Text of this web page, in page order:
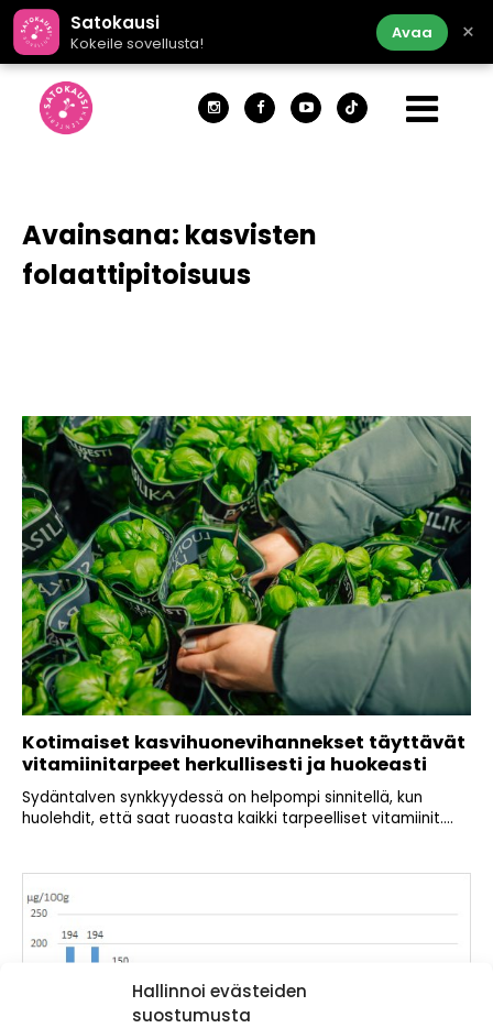
Hallinnoi evästeiden
suostumusta
Satokausi
Kokeile sovellusta!
Avaa ×
Avainsana: kasvisten
folaattipitoisuus
Kotimaiset kasvihuonevihannekset täyttävät
vitamiinitarpeet herkullisesti ja huokeasti
Sydäntalven synkkyydessä on helpompi sinnitellä, kun
huolehdit, että saat ruoasta kaikki tarpeelliset vitamiinit....